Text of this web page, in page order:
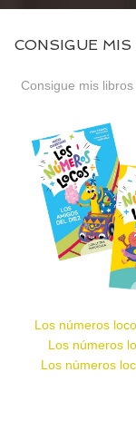
CONSIGUE MIS
Consigue mis
Los números
Los números
Los números